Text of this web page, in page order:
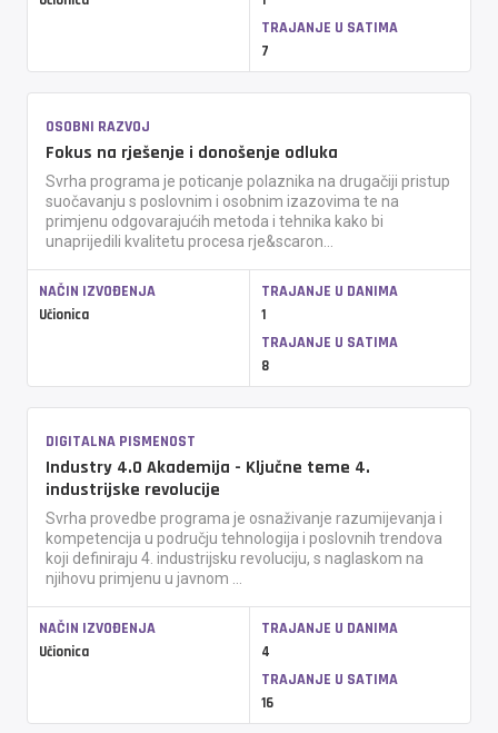
TRAJANJE U SATIMA
7
OSOBNI RAZVOJ
Fokus na rješenje i donošenje odluka
Svrha programa je poticanje polaznika na drugačiji pristup
suočavanju s poslovnim i osobnim izazovima te na
primjenu odgovarajućih metoda i tehnika kako bi
unaprijedili kvalitetu procesa rje&scaron...
NAČIN IZVOĐENJA
Učionica
TRAJANJE U DANIMA
1
TRAJANJE U SATIMA
8
DIGITALNA PISMENOST
Industry 4.0 Akademija - Ključne teme 4.
industrijske revolucije
Svrha provedbe programa je osnaživanje razumijevanja i
kompetencija u području tehnologija i poslovnih trendova
koji definiraju 4. industrijsku revoluciju, s naglaskom na
njihovu primjenu u javnom ...
NAČIN IZVOĐENJA
Učionica
TRAJANJE U DANIMA
4
TRAJANJE U SATIMA
16